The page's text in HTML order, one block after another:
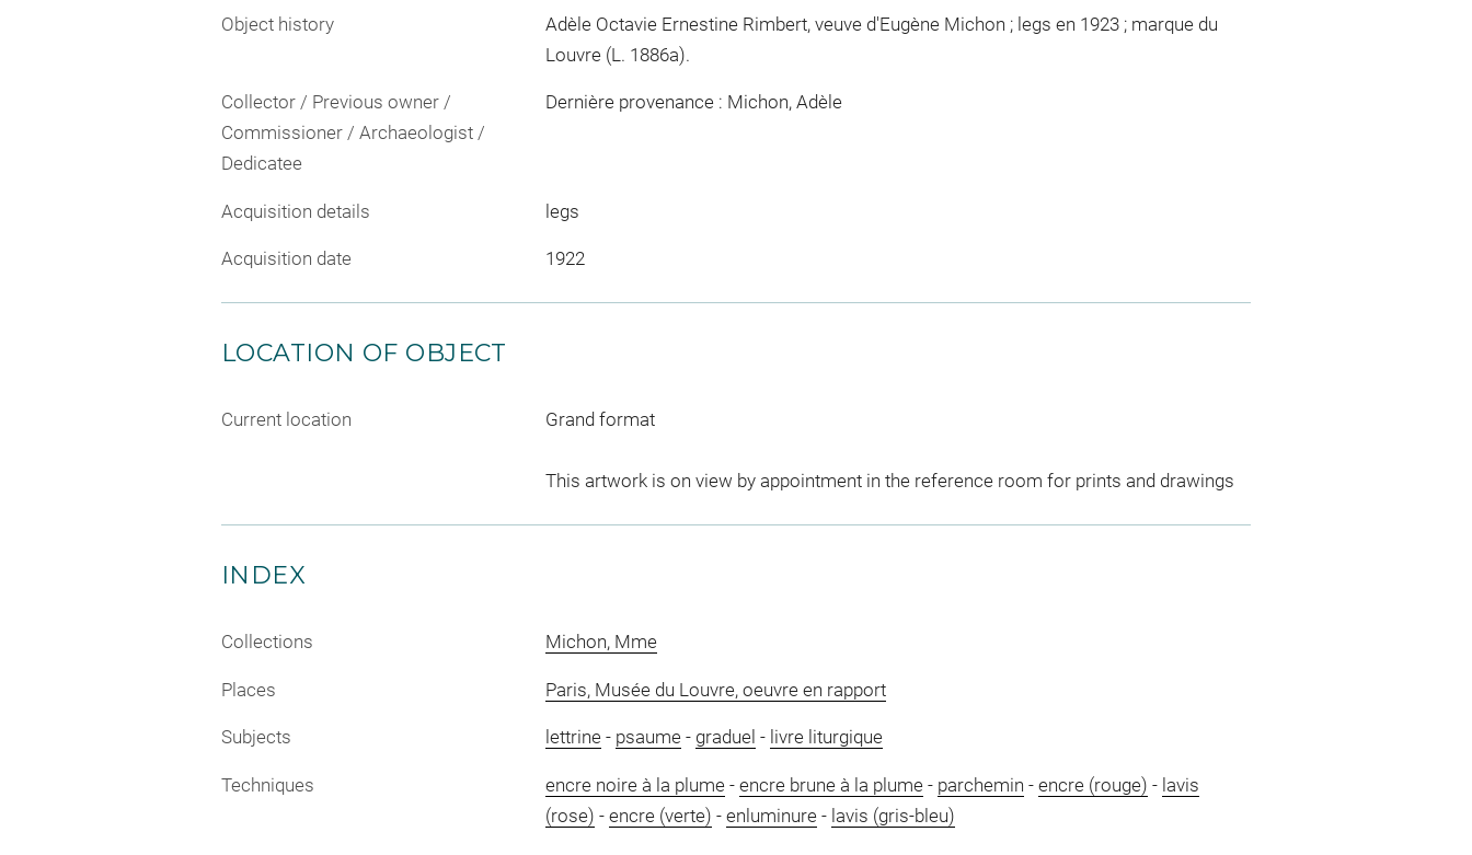
Object history
Adèle Octavie Ernestine Rimbert, veuve d'Eugène Michon ; legs en 1923 ; marque du
Louvre (L. 1886a).
Collector / Previous owner /
Commissioner / Archaeologist /
Dedicatee
Dernière provenance : Michon, Adèle
Acquisition details legs
Acquisition date 1922
LOCATION OF OBJECT
Current location Grand format
This artwork is on view by appointment in the reference room for prints and drawings
INDEX
Collections Michon, Mme
Places Paris, Musée du Louvre, oeuvre en rapport
Subjects lettrine- psaume- graduel - livre liturgique
Techniques encre noire à la plume- encre brune à la plume- parchemin - encre (rouge) - lavis
(rose) - encre (verte) - enluminure- lavis (gris-bleu)